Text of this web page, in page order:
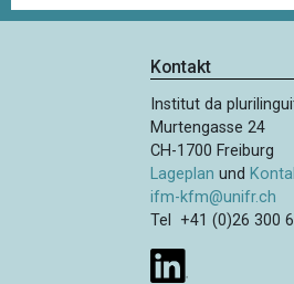
Kontakt
Institut da
Murtengasse 24
CH-1700 Freiburg
Lageplan und
ifm-kfm@unifr.ch
Tel +41 (0)26 300